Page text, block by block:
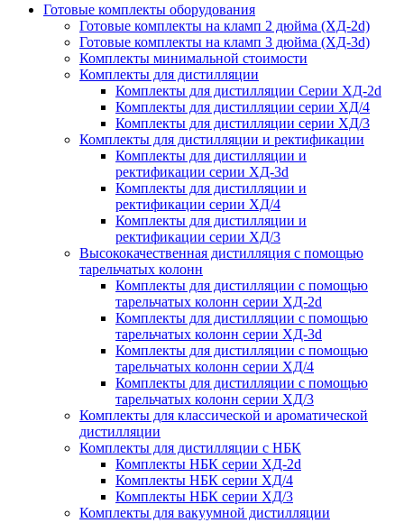
Готовые комплекты оборудования
Готовые комплекты на кламп 2 дюйма (ХД-2d)
Готовые комплекты на кламп 3 дюйма (ХД-3d)
Комплекты минимальной стоимости
Комплекты для дистилляции
Комплекты для дистилляции Серии ХД-2d
Комплекты для дистилляции серии ХД/4
Комплекты для дистилляции серии ХД/3
Комплекты для дистилляции и ректификации
Комплекты для дистилляции и
ректификации серии ХД-3d
Комплекты для дистилляции и
ректификации серии ХД/4
Комплекты для дистилляции и
ректификации серии ХД/3
Высококачественная дистилляция с помощью
тарельчатых колонн
Комплекты для дистилляции с помощью
тарельчатых колонн серии ХД-2d
Комплекты для дистилляции с помощью
тарельчатых колонн серии ХД-3d
Комплекты для дистилляции с помощью
тарельчатых колонн серии ХД/4
Комплекты для дистилляции с помощью
тарельчатых колонн серии ХД/3
Комплекты для классической и ароматической
дистилляции
Комплекты для дистилляции с НБК
Комплекты НБК серии ХД-2d
Комплекты НБК серии ХД/4
Комплекты НБК серии ХД/3
Комплекты для вакуумной дистилляции